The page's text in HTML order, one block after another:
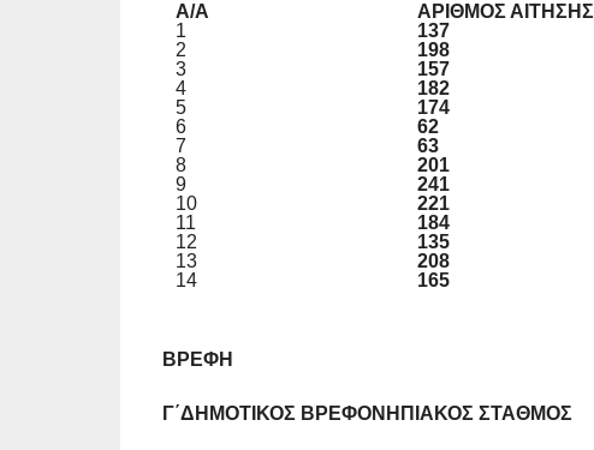
Α/Α ΑΡΙΘΜΟΣ ΑΙΤΗΣΗΣ
1
137
2
198
3
157
4
182
5
174
6
62
7
63
8
201
9
241
10
221
11
184
12
135
13
208
14
165
ΒΡΕΦΗ
Γ΄ΔΗΜΟΤΙΚΟΣ ΒΡΕΦΟΝΗΠΙΑΚΟΣ ΣΤΑΘΜΟΣ